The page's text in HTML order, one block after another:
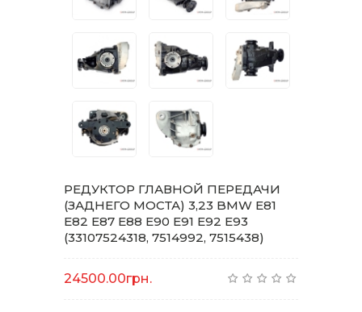
РЕДУКТОР ГЛАВНОЙ ПЕРЕДАЧИ
(ЗАДНЕГО МОСТА) 3,23 BMW E81
E82 E87 E88 E90 E91 E92 E93
(33107524318, 7514992, 7515438)
24500.00грн.